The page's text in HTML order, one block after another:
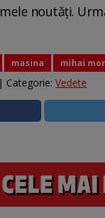
noutăți.
masina mihai
| Categorie: Vedete